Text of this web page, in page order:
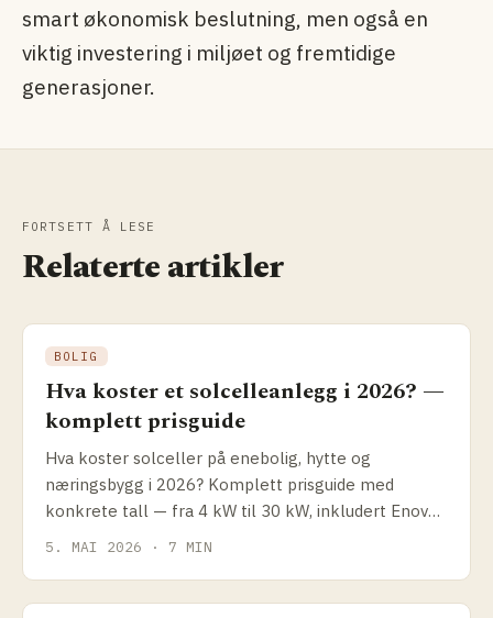
smart økonomisk beslutning, men også en
viktig investering i miljøet og fremtidige
generasjoner.
FORTSETT Å LESE
Relaterte artikler
BOLIG
Hva koster et solcelleanlegg i 2026? —
komplett prisguide
Hva koster solceller på enebolig, hytte og
næringsbygg i 2026? Komplett prisguide med
konkrete tall — fra 4 kW til 30 kW, inkludert Enova-
støtte og hvordan du sammenligner tilbud.
5. MAI 2026 · 7 MIN